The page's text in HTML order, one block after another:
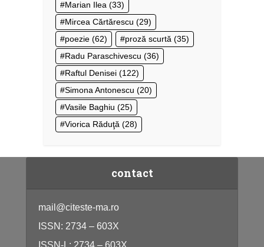
Marian Ilea (33)
Mircea Cărtărescu (29)
poezie (62) proză scurtă (35)
Radu Paraschivescu (36)
Raftul Denisei (122)
Simona Antonescu (20)
Vasile Baghiu (25)
Viorica Răduţă (28)
contact
mail@citeste-ma.ro
ISSN: 2734 – 603X